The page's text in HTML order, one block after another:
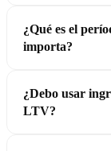
¿Qué es el
importa?
¿Debo usar
LTV?